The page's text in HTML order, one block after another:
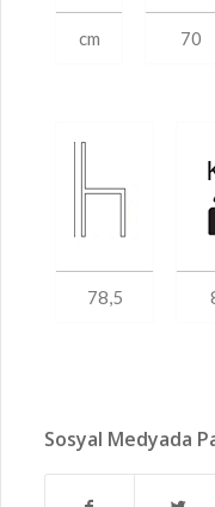
cm 70
78,5
Sosyal Medyada